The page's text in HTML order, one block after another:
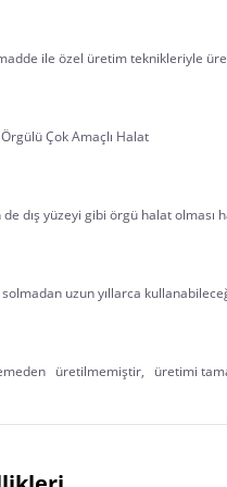
ile özel üretim teknikleriyle
Çok Amaçlı Halat
dış yüzeyi gibi örgü halat
uzun yıllarca
üretilmemiştir,   üretimi